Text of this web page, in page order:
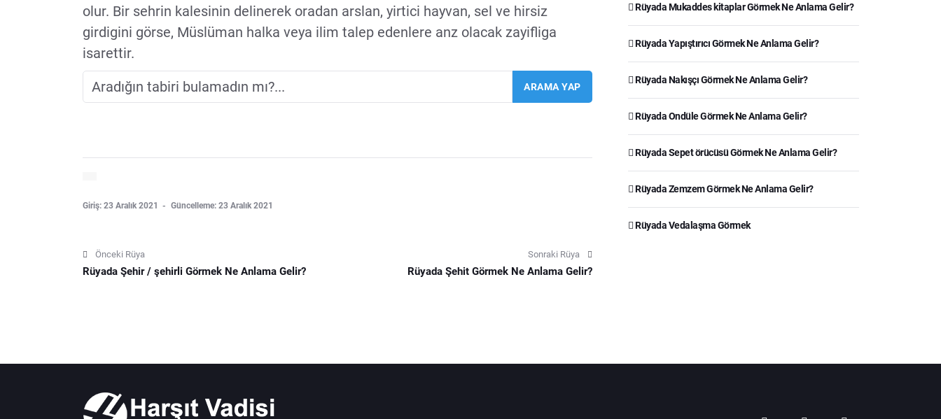
olur. Bir sehrin kalesinin delinerek oradan arslan, yirtici hayvan, sel ve hirsiz
girdigini görse, Müslüman halka veya ilim talep edenlere anz olacak zayifliga
isarettir.
Giriş: 23 Aralık 2021 Güncelleme: 23 Aralık 2021
Önceki Rüya
Rüyada Şehir / şehirli Görmek Ne Anlama Gelir?
Sonraki Rüya
Rüyada Şehit Görmek Ne Anlama Gelir?
Rüyada Mukaddes kitaplar Görmek Ne Anlama Gelir?
Rüyada Yapıştırıcı Görmek Ne Anlama Gelir?
Rüyada Nakışçı Görmek Ne Anlama Gelir?
Rüyada Ondüle Görmek Ne Anlama Gelir?
Rüyada Sepet örücüsü Görmek Ne Anlama Gelir?
Rüyada Zemzem Görmek Ne Anlama Gelir?
Rüyada Vedalaşma Görmek